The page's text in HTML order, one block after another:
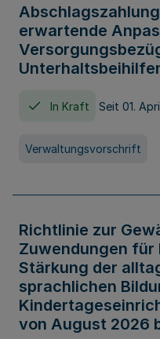
erwartende
In Kraft Seit 01.
Verwaltungsvorschrift
Richtlinie zur
Zuwendungen für
Stärkung der
sprachlichen
von August 2026